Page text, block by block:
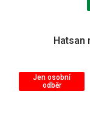
Jen osobní
odběr
Hatsan